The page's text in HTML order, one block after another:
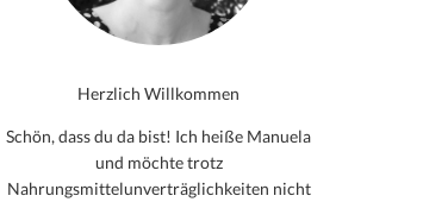
Herzlich Willkommen
Schön, dass du da bist! Ich heiße Manuela
und möchte trotz
Nahrungsmittelunverträglichkeiten nicht